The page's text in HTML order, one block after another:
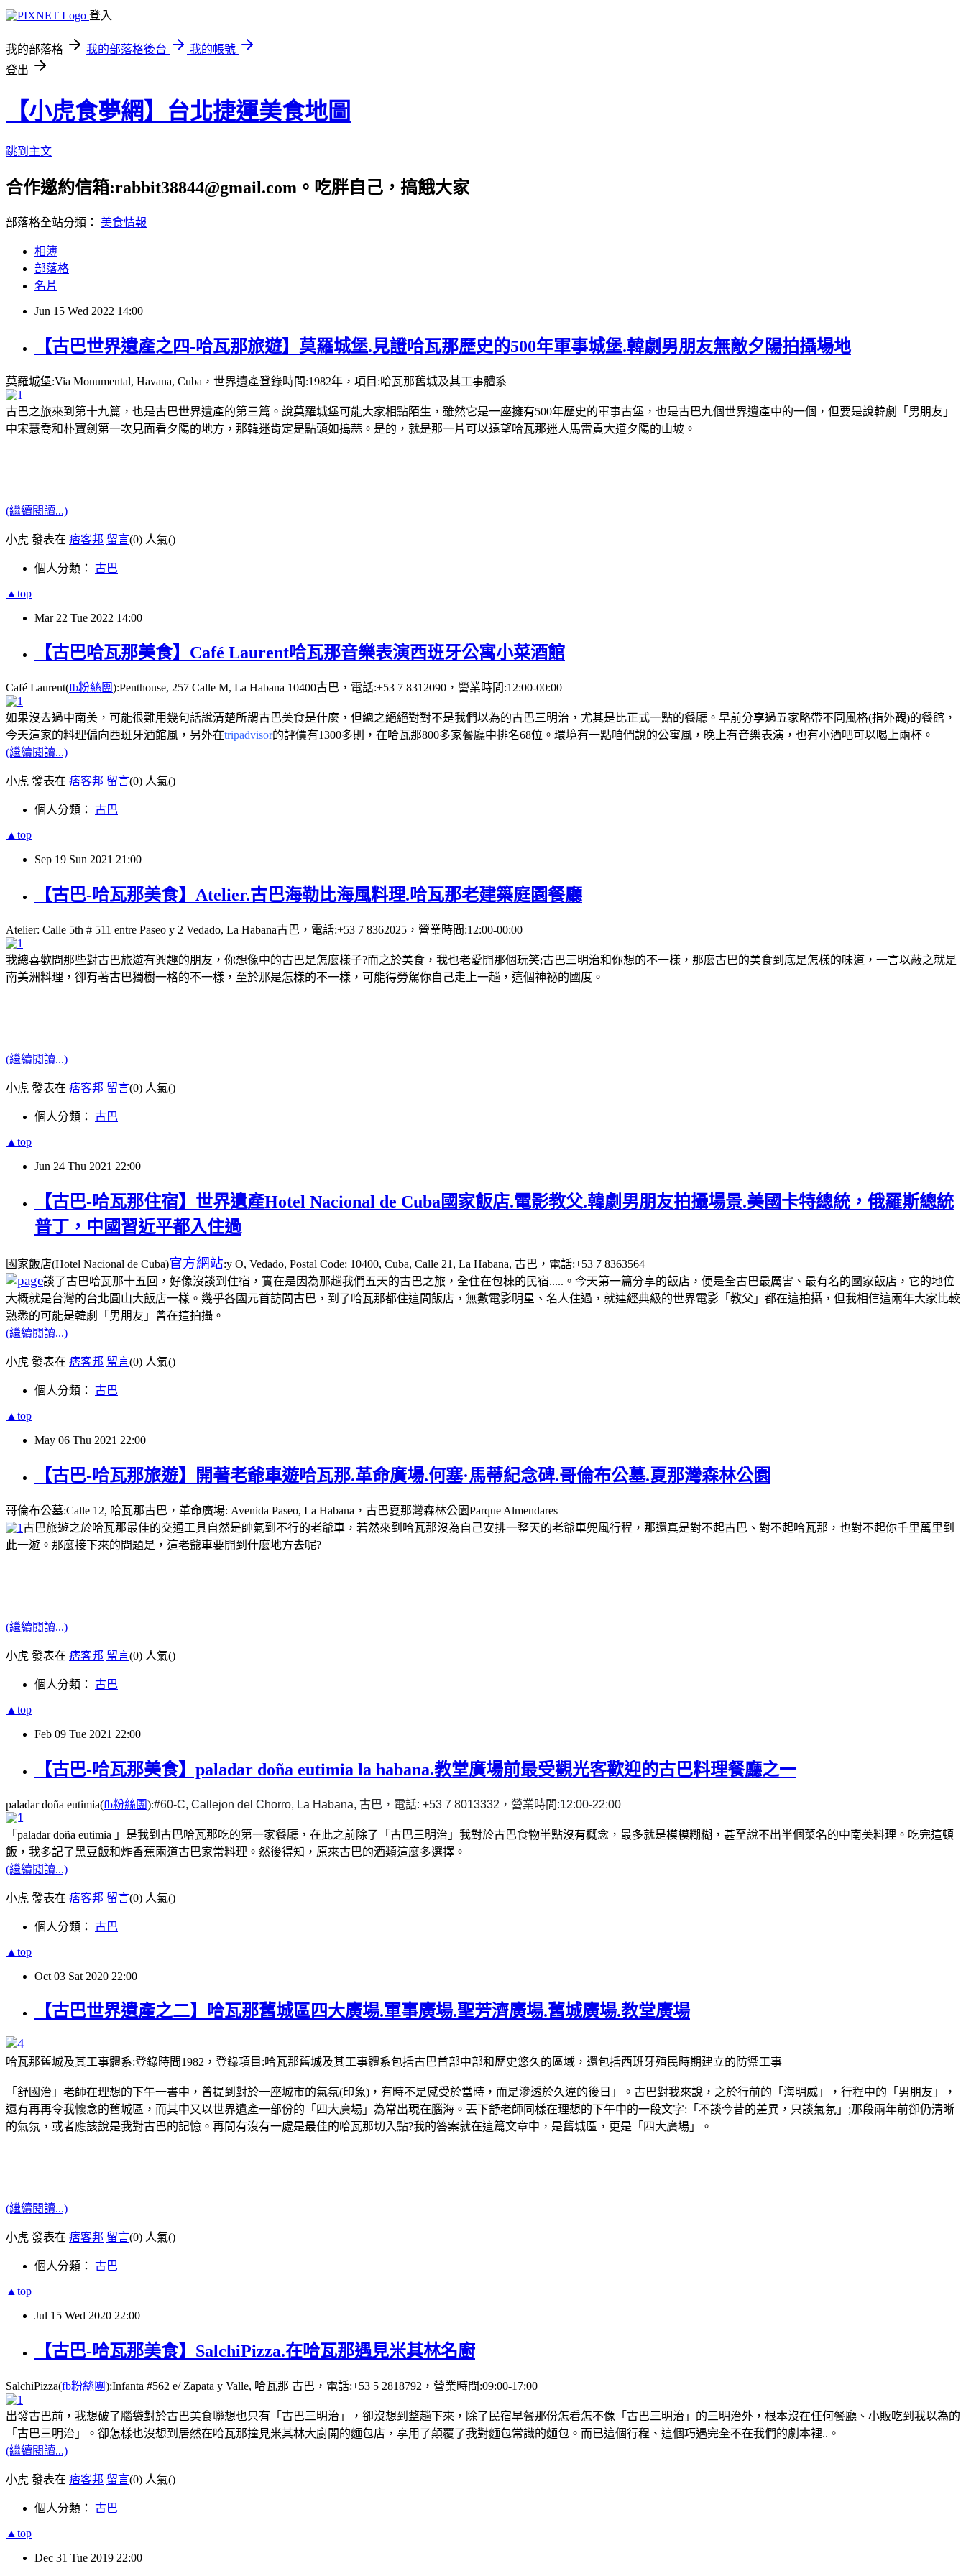
登入
我的部落格 我的部落格後台
我的帳號
登出
【小虎食夢網】台北捷運美食地圖
跳到主文
合作邀約信箱:rabbit38844@gmail.com。吃胖自己，搞餓大家
部落格全站分類： 美食情報
相簿
部落格
名片
Jun 15 Wed 2022 14:00
【古巴世界遺產之四-哈瓦那旅遊】莫羅城堡.見證哈瓦那歷史的500年軍事城堡.韓劇男朋友無敵夕陽拍攝場地
莫羅城堡:Via Monumental, Havana, Cuba，世界遺產登錄時間:1982年，項目:哈瓦那舊城及其工事體系
古巴之旅來到第十九篇，也是古巴世界遺產的第三篇。說莫羅城堡可能大家相點陌生，雖然它是一座擁有500年歷史的軍事古堡，也是古巴九個世界遺產中的一個，但要是說韓劇「男朋友」
中宋慧喬和朴寶劍第一次見面看夕陽的地方，那韓迷肯定是點頭如搗蒜。是的，就是那一片可以遠望哈瓦那迷人馬雷貢大道夕陽的山坡。
(繼續閱讀...)
小虎 發表在 痞客邦 留言(0) 人氣()
個人分類： 古巴
▲top
Mar 22 Tue 2022 14:00
【古巴哈瓦那美食】Café Laurent哈瓦那音樂表演西班牙公寓小菜酒館
Café Laurent(fb粉絲團):Penthouse, 257 Calle M, La Habana 10400古巴，電話:+53 7 8312090，營業時間:12:00-00:00
如果沒去過中南美，可能很難用幾句話說清楚所謂古巴美食是什麼，但總之絕絕對對不是我們以為的古巴三明治，尤其是比正式一點的餐廳。早前分享過五家略帶不同風格(指外觀)的餐館，
今天這家的料理偏向西班牙酒館風，另外在tripadvisor的評價有1300多則，在哈瓦那800多家餐廳中排名68位。環境有一點咱們說的公寓風，晚上有音樂表演，也有小酒吧可以喝上兩杯。
(繼續閱讀...)
小虎 發表在 痞客邦 留言(0) 人氣()
個人分類： 古巴
▲top
Sep 19 Sun 2021 21:00
【古巴-哈瓦那美食】Atelier.古巴海勒比海風料理.哈瓦那老建築庭園餐廳
Atelier: Calle 5th # 511 entre Paseo y 2 Vedado, La Habana古巴，電話:+53 7 8362025，營業時間:12:00-00:00
我總喜歡問那些對古巴旅遊有興趣的朋友，你想像中的古巴是怎麼樣子?而之於美食，我也老愛開那個玩笑;古巴三明治和你想的不一樣，那麼古巴的美食到底是怎樣的味道，一言以蔽之就是
南美洲料理，卻有著古巴獨樹一格的不一樣，至於那是怎樣的不一樣，可能得勞駕你自己走上一趟，這個神祕的國度。
(繼續閱讀...)
小虎 發表在 痞客邦 留言(0) 人氣()
個人分類： 古巴
▲top
Jun 24 Thu 2021 22:00
【古巴-哈瓦那住宿】世界遺產Hotel Nacional de Cuba國家飯店.電影教父.韓劇男朋友拍攝場景.美國卡特總統，俄羅斯總統
普丁，中國習近平都入住過
國家飯店(Hotel Nacional de Cuba)官方網站:y O, Vedado, Postal Code: 10400, Cuba, Calle 21, La Habana, 古巴，電話:+53 7 8363564
談了古巴哈瓦那十五回，好像沒談到住宿，實在是因為那趟我們五天的古巴之旅，全住在包棟的民宿.....。今天第一篇分享的飯店，便是全古巴最厲害、最有名的國家飯店，它的地位
大概就是台灣的台北圓山大飯店一樣。幾乎各國元首訪問古巴，到了哈瓦那都住這間飯店，無數電影明星、名人住過，就連經典級的世界電影「教父」都在這拍攝，但我相信這兩年大家比較
熟悉的可能是韓劇「男朋友」曾在這拍攝。
(繼續閱讀...)
小虎 發表在 痞客邦 留言(0) 人氣()
個人分類： 古巴
▲top
May 06 Thu 2021 22:00
【古巴-哈瓦那旅遊】開著老爺車遊哈瓦那.革命廣場.何塞·馬蒂紀念碑.哥倫布公墓.夏那灣森林公園
哥倫布公墓:Calle 12, 哈瓦那古巴，革命廣場: Avenida Paseo, La Habana，古巴夏那灣森林公園Parque Almendares
古巴旅遊之於哈瓦那最佳的交通工具自然是帥氣到不行的老爺車，若然來到哈瓦那沒為自己安排一整天的老爺車兜風行程，那還真是對不起古巴、對不起哈瓦那，也對不起你千里萬里到
此一遊。那麼接下來的問題是，這老爺車要開到什麼地方去呢?
(繼續閱讀...)
小虎 發表在 痞客邦 留言(0) 人氣()
個人分類： 古巴
▲top
Feb 09 Tue 2021 22:00
【古巴-哈瓦那美食】paladar doña eutimia la habana.教堂廣場前最受觀光客歡迎的古巴料理餐廳之一
paladar doña eutimia(fb粉絲團):#60-C, Callejon del Chorro, La Habana, 古巴，電話: +53 7 8013332，營業時間:12:00-22:00
「paladar doña eutimia 」是我到古巴哈瓦那吃的第一家餐廳，在此之前除了「古巴三明治」我對於古巴食物半點沒有概念，最多就是模模糊糊，甚至說不出半個菜名的中南美料理。吃完這頓
飯，我多記了黑豆飯和炸香蕉兩道古巴家常料理。然後得知，原來古巴的酒類這麼多選擇。
(繼續閱讀...)
小虎 發表在 痞客邦 留言(0) 人氣()
個人分類： 古巴
▲top
Oct 03 Sat 2020 22:00
【古巴世界遺產之二】哈瓦那舊城區四大廣場.軍事廣場.聖芳濟廣場.舊城廣場.教堂廣場
哈瓦那舊城及其工事體系:登錄時間1982，登錄項目:哈瓦那舊城及其工事體系包括古巴首部中部和歷史悠久的區域，還包括西班牙殖民時期建立的防禦工事
「舒國治」老師在理想的下午一書中，曾提到對於一座城市的氣氛(印象)，有時不是感受於當時，而是滲透於久違的後日」。古巴對我來說，之於行前的「海明威」，行程中的「男朋友」，
還有再再令我懷念的舊城區，而其中又以世界遺產一部份的「四大廣場」為常出現在腦海。丟下舒老師同樣在理想的下午中的一段文字:「不談今昔的差異，只談氣氛」;那段兩年前卻仍清晰
的氣氛，或者應該說是我對古巴的記憶。再問有沒有一處是最佳的哈瓦那切入點?我的答案就在這篇文章中，是舊城區，更是「四大廣場」。
(繼續閱讀...)
小虎 發表在 痞客邦 留言(0) 人氣()
個人分類： 古巴
▲top
Jul 15 Wed 2020 22:00
【古巴-哈瓦那美食】SalchiPizza.在哈瓦那遇見米其林名廚
SalchiPizza(fb粉絲團):Infanta #562 e/ Zapata y Valle, 哈瓦那 古巴，電話:+53 5 2818792，營業時間:09:00-17:00
出發古巴前，我想破了腦袋對於古巴美食聯想也只有「古巴三明治」，卻沒想到整趟下來，除了民宿早餐那份怎看怎不像「古巴三明治」的三明治外，根本沒在任何餐廳、小販吃到我以為的
「古巴三明治」。卻怎樣也沒想到居然在哈瓦那撞見米其林大廚開的麵包店，享用了顛覆了我對麵包常識的麵包。而已這個行程、這個巧遇完全不在我們的劇本裡..。
(繼續閱讀...)
小虎 發表在 痞客邦 留言(0) 人氣()
個人分類： 古巴
▲top
Dec 31 Tue 2019 22:00